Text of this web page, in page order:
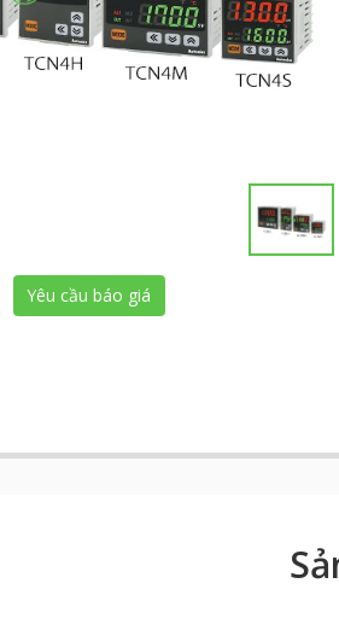
Yêu cầu báo giá